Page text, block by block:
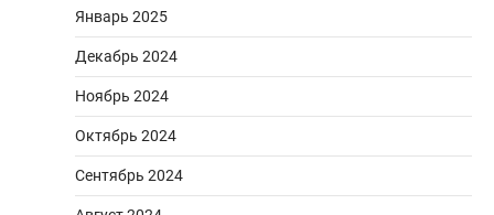
Январь 2025
Декабрь 2024
Ноябрь 2024
Октябрь 2024
Сентябрь 2024